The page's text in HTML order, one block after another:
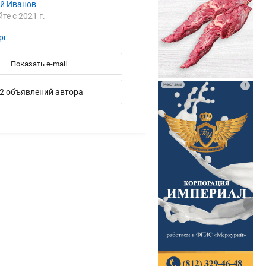
Иванов
с 2021 г.
Показать e-mail
объявлений автора
Реклама i